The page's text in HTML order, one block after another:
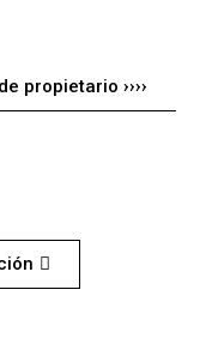
propietario ››››